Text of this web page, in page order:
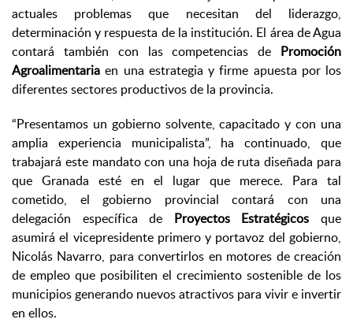
actuales problemas que necesitan del liderazgo,
determinación y respuesta de la institución. El área de Agua
contará también con las competencias de Promoción
Agroalimentaria en una estrategia y firme apuesta por los
diferentes sectores productivos de la provincia.
“Presentamos un gobierno solvente, capacitado y con una
amplia experiencia municipalista”, ha continuado, que
trabajará este mandato con una hoja de ruta diseñada para
que Granada esté en el lugar que merece. Para tal
cometido, el gobierno provincial contará con una
delegación específica de Proyectos Estratégicos que
asumirá el vicepresidente primero y portavoz del gobierno,
Nicolás Navarro, para convertirlos en motores de creación
de empleo que posibiliten el crecimiento sostenible de los
municipios generando nuevos atractivos para vivir e invertir
en ellos.